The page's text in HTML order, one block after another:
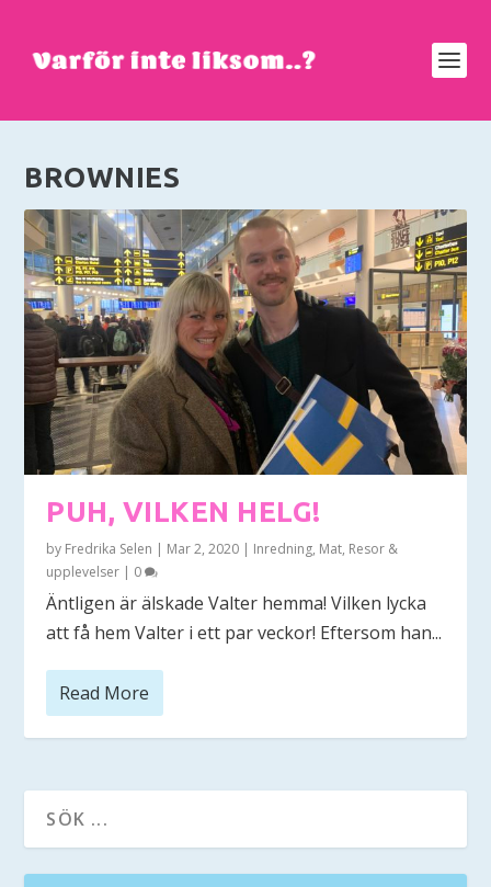
BROWNIES
PUH, VILKEN HELG!
by Fredrika Selen | Mar 2, 2020 | Inredning, Mat, Resor &
upplevelser | 0
Äntligen är älskade Valter hemma! Vilken lycka
att få hem Valter i ett par veckor! Eftersom han...
Read More